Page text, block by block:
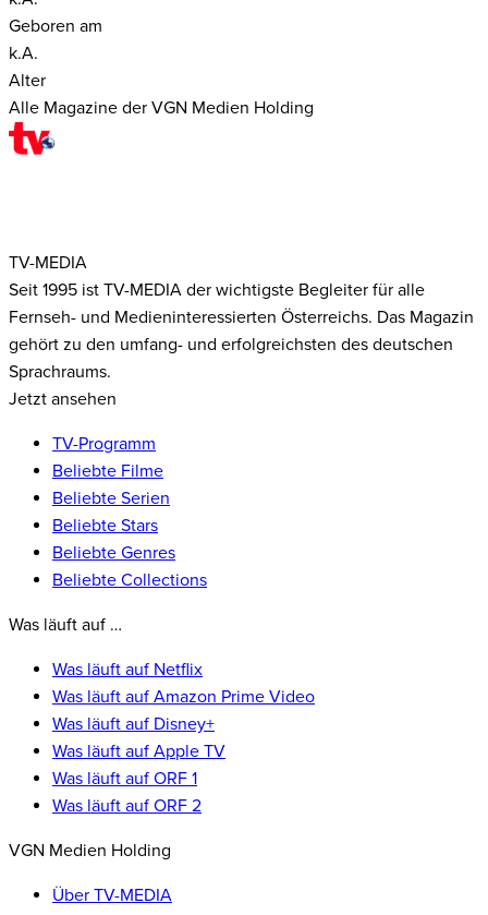
Geboren am
k.A.
Alter
Alle Magazine der VGN Medien Holding
TV-MEDIA
Seit 1995 ist TV-MEDIA der wichtigste Begleiter für alle
Fernseh- und Medieninteressierten Österreichs. Das Magazin
gehört zu den umfang- und erfolgreichsten des deutschen
Sprachraums.
Jetzt ansehen
TV-Programm
Beliebte Filme
Beliebte Serien
Beliebte Stars
Beliebte Genres
Beliebte Collections
Was läuft auf …
Was läuft auf Netflix
Was läuft auf Amazon Prime Video
Was läuft auf Disney+
Was läuft auf Apple TV
Was läuft auf ORF 1
Was läuft auf ORF 2
VGN Medien Holding
Über TV-MEDIA